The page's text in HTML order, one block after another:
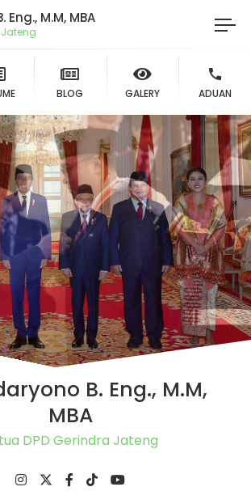
M.M, MBA
Jateng
BLOG GALERY ADUAN
B. Eng., M.M,
MBA
DPD Gerindra Jateng